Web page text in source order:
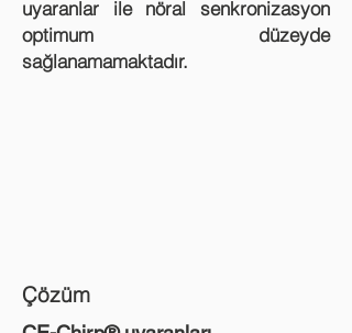
uyaranlar ile nöral senkronizasyon
optimum düzeyde
sağlanamamaktadır.
Çözüm